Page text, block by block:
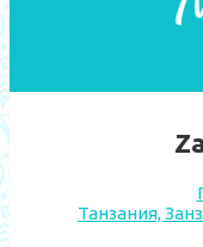
Танзания,